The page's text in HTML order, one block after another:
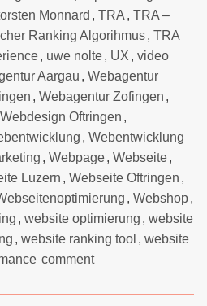
Monnard , TRA , TRA –
Ranking Algorihmus, TRA
, uwe nolte, UX , video
Aargau , Webagentur
, Webagentur Zofingen ,
Webdesign Oftringen ,
, Webentwicklung
, Webpage, Webseite,
Luzern , Webseite Oftringen ,
, Webshop,
, website optimierung , website
, website ranking tool , website
comment